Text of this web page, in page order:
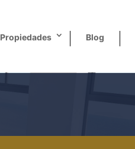
Propiedades Blog